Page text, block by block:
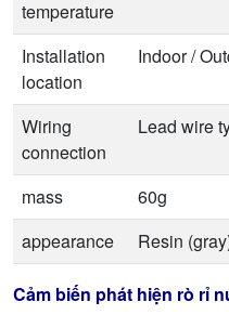
Cảm biến phát hiện rò rỉ
temperature
Installation
location
Indoor /
Wiring
connection
Lead wire
mass
60g
appearance
Resin